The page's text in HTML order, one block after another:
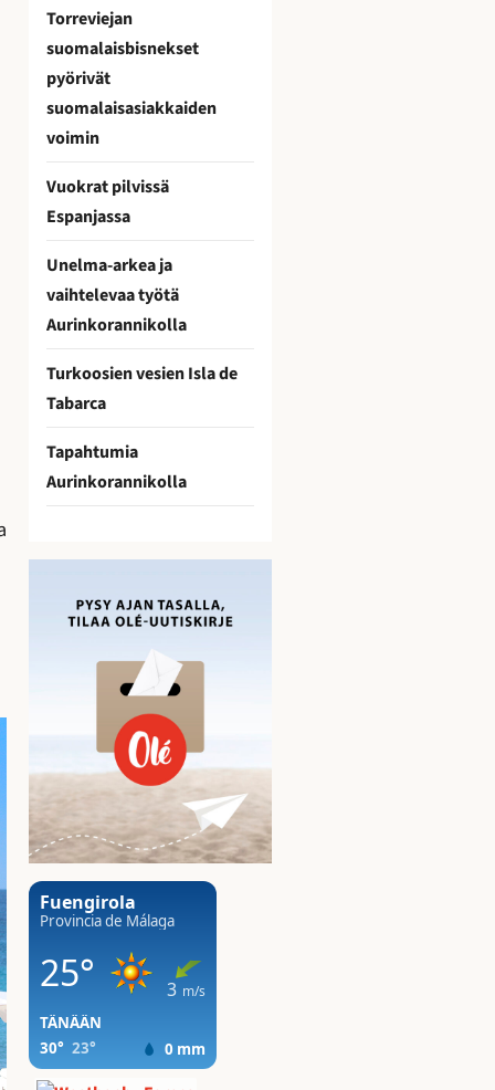
Torreviejan
suomalaisbisnekset
pyörivät
suomalaisasiakkaiden
voimin
Vuokrat pilvissä
Espanjassa
Unelma-arkea ja
vaihtelevaa työtä
Aurinkorannikolla
Turkoosien vesien Isla de
Tabarca
Tapahtumia
Aurinkorannikolla